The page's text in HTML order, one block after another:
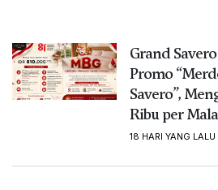
Grand
Promo
Savero”,
Ribu per
18 HARI YANG LALU